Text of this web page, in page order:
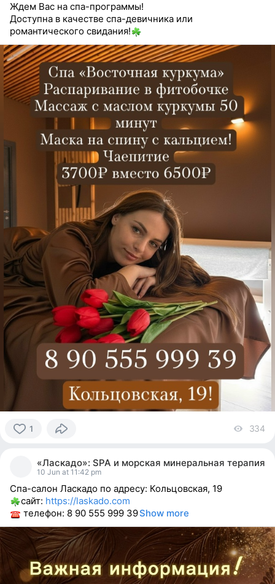
Ждем Вас на спа-программы!
Доступна в качестве спа-девичника или
романтического свидания!
1 334
«Ласкадо»: SPA и морская минеральная терапия
10 Jun at 11:42 pm
Спа-салон Ласкадо по адресу: Кольцовская, 19
сайт: https://laskado.com
телефон: 8 90 555 999 39Show more